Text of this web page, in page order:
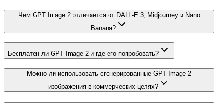
Чем GPT Image 2 отличается от DALL-E 3, Midjourney и Nano
Banana?
Бесплатен ли GPT Image 2 и где его попробовать?
Можно ли использовать сгенерированные GPT Image 2
изображения в коммерческих целях?